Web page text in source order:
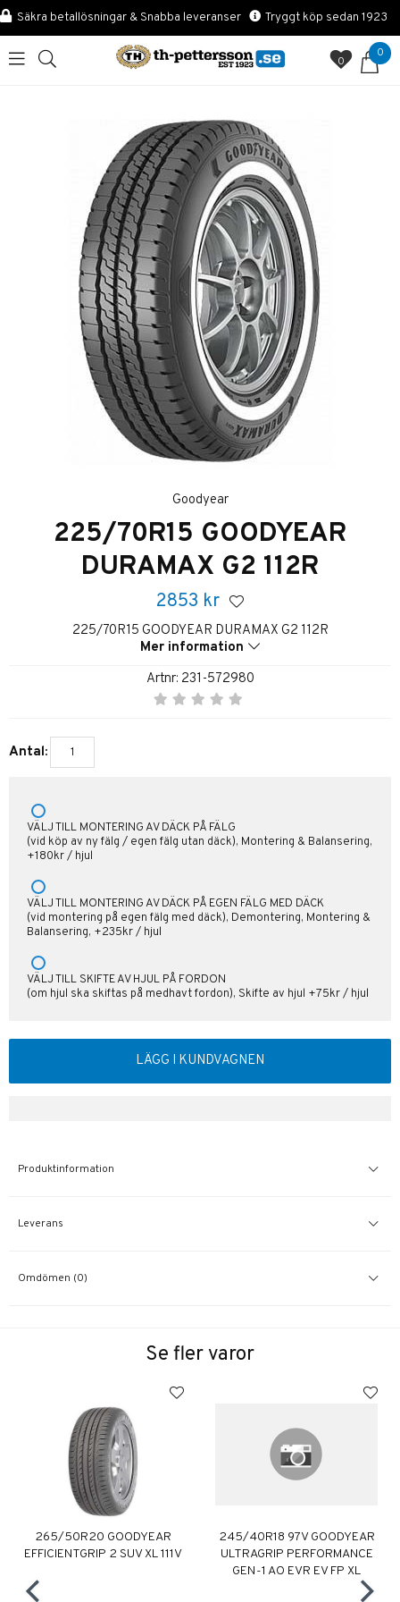
Säkra betallösningar & Snabba leveranser Tryggt köp sedan 1923
0
0
Goodyear
225/70R15 GOODYEAR
DURAMAX G2 112R
2853 kr
225/70R15 GOODYEAR DURAMAX G2 112R
Mer information
Artnr: 231-572980
Antal:
VÄLJ TILL MONTERING AV DÄCK PÅ FÄLG
(vid köp av ny fälg / egen fälg utan däck), Montering & Balansering,
+180kr / hjul
VÄLJ TILL MONTERING AV DÄCK PÅ EGEN FÄLG MED DÄCK
(vid montering på egen fälg med däck), Demontering, Montering &
Balansering, +235kr / hjul
VÄLJ TILL SKIFTE AV HJUL PÅ FORDON
(om hjul ska skiftas på medhavt fordon), Skifte av hjul +75kr / hjul
LÄGG I KUNDVAGNEN
Produktinformation
Leverans
Omdömen (0)
Se fler varor
265/50R20 GOODYEAR
EFFICIENTGRIP 2 SUV XL 111V
245/40R18 97V GOODYEAR
ULTRAGRIP PERFORMANCE
GEN-1 AO EVR EV FP XL